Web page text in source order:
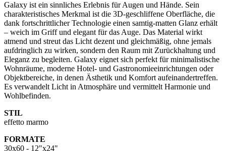
Galaxy ist ein sinnliches Erlebnis für Augen und Hände. Sein
charakteristisches Merkmal ist die 3D-geschliffene Oberfläche, die
dank fortschrittlicher Technologie einen samtig-matten Glanz erhält
– weich im Griff und elegant für das Auge. Das Material wirkt
atmend und streut das Licht dezent und gleichmäßig, ohne jemals
aufdringlich zu wirken, sondern den Raum mit Zurückhaltung und
Eleganz zu begleiten. Galaxy eignet sich perfekt für minimalistische
Wohnräume, moderne Hotel- und Gastronomieeinrichtungen oder
Objektbereiche, in denen Ästhetik und Komfort aufeinandertreffen.
Es verwandelt Licht in Atmosphäre und vermittelt Harmonie und
Wohlbefinden.
STIL
effetto marmo
FORMATE
30x60 - 12"x24"